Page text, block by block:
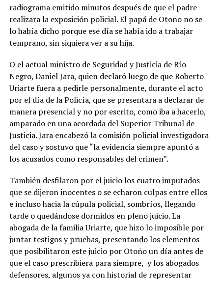
radiograma emitido minutos después de que el padre
realizara la exposición policial. El papá de Otoño no se
lo había dicho porque ese día se había ido a trabajar
temprano, sin siquiera ver a su hija.
O el actual ministro de Seguridad y Justicia de Río
Negro, Daniel Jara, quien declaró luego de que Roberto
Uriarte fuera a pedirle personalmente, durante el acto
por el día de la Policía, que se presentara a declarar de
manera presencial y no por escrito, como iba a hacerlo,
amparado en una acordada del Superior Tribunal de
Justicia. Jara encabezó la comisión policial investigadora
del caso y sostuvo que “la evidencia siempre apuntó a
los acusados como responsables del crimen”.
También desfilaron por el juicio los cuatro imputados
que se dijeron inocentes o se echaron culpas entre ellos
e incluso hacia la cúpula policial, sombríos, llegando
tarde o quedándose dormidos en pleno juicio. La
abogada de la familia Uriarte, que hizo lo imposible por
juntar testigos y pruebas, presentando los elementos
que posibilitaron este juicio por Otoño un día antes de
que el caso prescribiera para siempre, y los abogados
defensores, algunos ya con historial de representar